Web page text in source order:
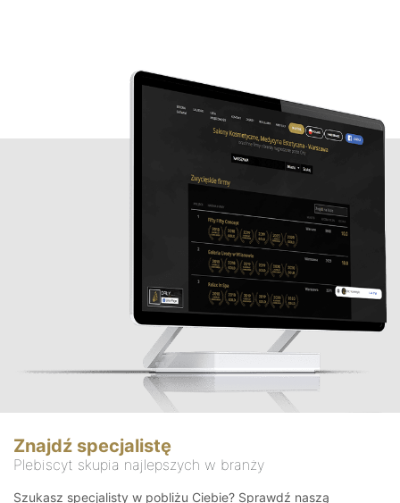
Znajdź specjalistę
Plebiscyt skupia najlepszych w branży
Szukasz specjalisty w pobliżu Ciebie? Sprawdź naszą